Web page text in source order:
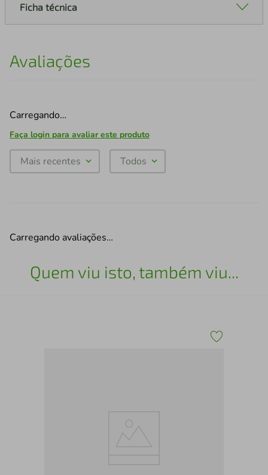
Ficha técnica
Avaliações
Carregando…
Faça login para avaliar este produto
Mais recentes Todos
Carregando avaliações…
Quem viu isto, também viu...